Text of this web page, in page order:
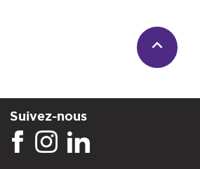
Suivez-nous